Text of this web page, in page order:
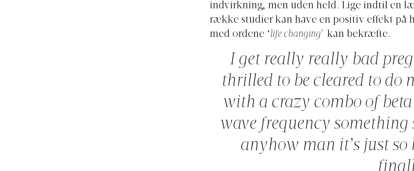
indvirkning, men uden held. Lige indtil en
række studier kan have en positiv effekt på
med ordene ‘life changing’kan bekræfte.
I get really really bad
thrilled to be cleared to do
with a crazy combo of
wave frequency
anyhow man it’s just